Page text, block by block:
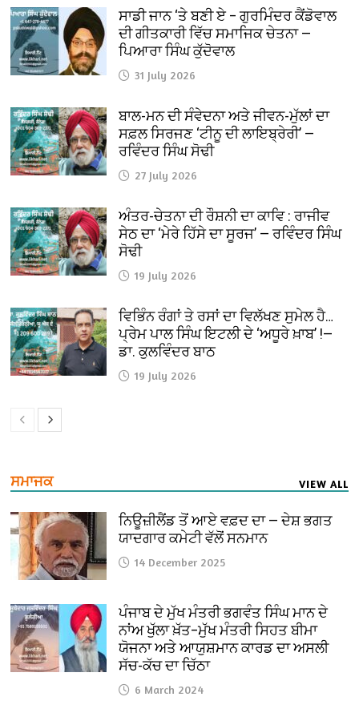
ਸਾਡੀ ਜਾਨ ‘ਤੇ ਬਣੀ ਏ – ਗੁਰਮਿੰਦਰ ਕੈਂਡੋਵਾਲ
ਦੀ ਗੀਤਕਾਰੀ ਵਿੱਚ ਸਮਾਜਿਕ ਚੇਤਨਾ —
ਪਿਆਰਾ ਸਿੰਘ ਕੁੱਦੋਵਾਲ
31 July 2026
ਬਾਲ-ਮਨ ਦੀ ਸੰਵੇਦਨਾ ਅਤੇ ਜੀਵਨ-ਮੁੱਲਾਂ ਦਾ
ਸਫ਼ਲ ਸਿਰਜਣ ‘ਟੀਨੂ ਦੀ ਲਾਇਬ੍ਰੇਰੀ’ —
ਰਵਿੰਦਰ ਸਿੰਘ ਸੋਢੀ
27 July 2026
ਅੰਤਰ-ਚੇਤਨਾ ਦੀ ਰੌਸ਼ਨੀ ਦਾ ਕਾਵਿ : ਰਾਜੀਵ
ਸੇਠ ਦਾ ‘ਮੇਰੇ ਹਿੱਸੇ ਦਾ ਸੂਰਜ’ — ਰਵਿੰਦਰ ਸਿੰਘ
ਸੋਢੀ
19 July 2026
ਵਿਭਿੰਨ ਰੰਗਾਂ ਤੇ ਰਸਾਂ ਦਾ ਵਿਲੱਖਣ ਸੁਮੇਲ ਹੈ…
ਪ੍ਰੇਮ ਪਾਲ ਸਿੰਘ ਇਟਲੀ ਦੇ ‘ਅਧੂਰੇ ਖ਼ਾਬ’ !—
ਡਾ. ਕੁਲਵਿੰਦਰ ਬਾਠ
19 July 2026
ਸਮਾਜਕ VIEW ALL
ਨਿਊਜ਼ੀਲੈਂਡ ਤੋਂ ਆਏ ਵਫ਼ਦ ਦਾ — ਦੇਸ਼ ਭਗਤ
ਯਾਦਗਾਰ ਕਮੇਟੀ ਵੱਲੋਂ ਸਨਮਾਨ
14 December 2025
ਪੰਜਾਬ ਦੇ ਮੁੱਖ ਮੰਤਰੀ ਭਗਵੰਤ ਸਿੰਘ ਮਾਨ ਦੇ
ਨਾਂਅ ਖੁੱਲਾ ਖ਼ੱਤ–ਮੁੱਖ ਮੰਤਰੀ ਸਿਹਤ ਬੀਮਾ
ਯੋਜਨਾ ਅਤੇ ਆਯੁਸ਼ਮਾਨ ਕਾਰਡ ਦਾ ਅਸਲੀ
ਸੱਚ-ਕੱਚ ਦਾ ਚਿੱਠਾ
6 March 2024